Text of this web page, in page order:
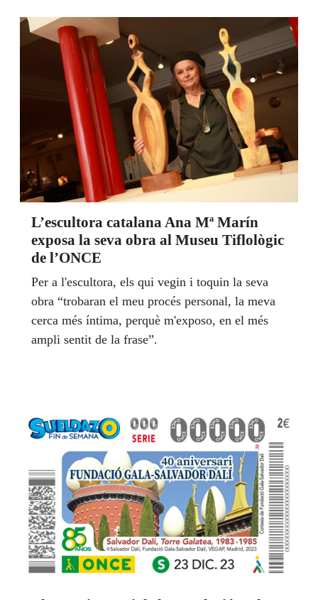
L’escultora catalana Ana Mª Marín
exposa la seva obra al Museu Tiflològic
de l’ONCE
Per a l'escultora, els qui vegin i toquin la seva
obra “trobaran el meu procés personal, la meva
cerca més íntima, perquè m'exposo, en el més
ampli sentit de la frase”.